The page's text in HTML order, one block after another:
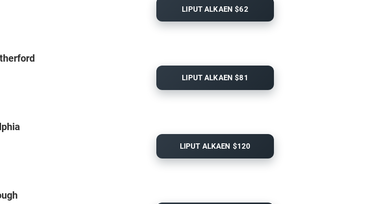
LIPUT ALKAEN $62
LIPUT ALKAEN $81
LIPUT ALKAEN $120